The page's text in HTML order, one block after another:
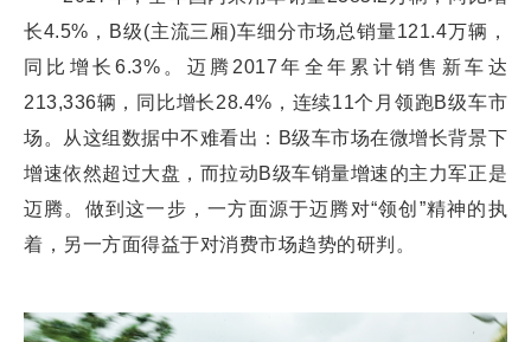
长4.5%，B级(主流三厢)车细分市场总销量121.4万辆，
同比增长6.3%。迈腾2017年全年累计销售新车达
213,336辆，同比增长28.4%，连续11个月领跑B级车市
场。从这组数据中不难看出：B级车市场在微增长背景下
增速依然超过大盘，而拉动B级车销量增速的主力军正是
迈腾。做到这一步，一方面源于迈腾对“领创”精神的执
着，另一方面得益于对消费市场趋势的研判。